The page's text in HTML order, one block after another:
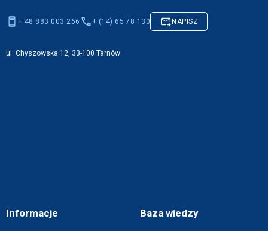
Informacje Baza wiedzy
+ 48 883 003 266 + (14) 65 78 130 NAPISZ
ul. Chyszowska 12, 33-100 Tarnów